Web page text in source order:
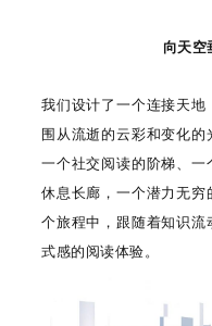
向天空
我们设计了一个连接天地
围从流逝的云彩和变化
一个社交阅读的阶梯、一
休息长廊，一个潜力无穷
个旅程中，跟随着知识流
式感的阅读体验。